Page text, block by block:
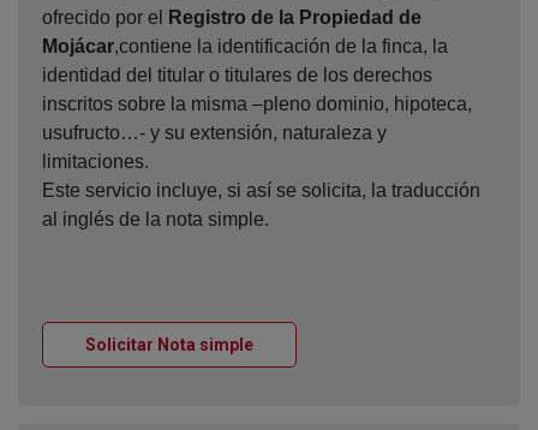
ofrecido por el
Registro de la Propiedad de
Mojácar,contiene la identificación de la finca, la
identidad del titular o titulares de los derechos
inscritos sobre la misma –pleno dominio, hipoteca,
usufructo…- y su extensión, naturaleza y
limitaciones.
Este servicio incluye, si así se solicita, la traducción
al inglés de la nota simple.
Solicitar Nota simpleVentana nueva